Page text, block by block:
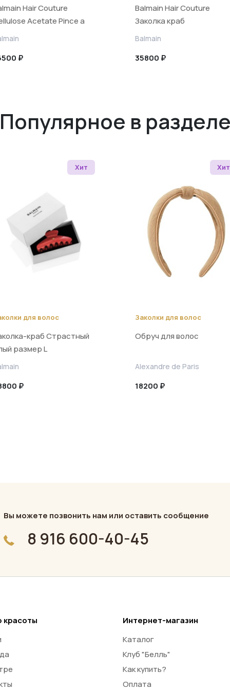
Hair Couture
Acetate Pince a
Extra Small
₽
Balmain Hair Couture
Заколка краб
Императорская
à Cheveux Imperiale
Balmain
35800 ₽
в
Хит
для волос
краб Страстный
размер L
₽
Хит
Заколки для волос
Обруч для волос
Alexandre de Paris
18200 ₽
Вы можете позвонить нам или оставить сообщение
8 916 600-40-45
красоты
Интернет-магазин
Каталог
Клуб "Белль"
Как купить?
Оплата